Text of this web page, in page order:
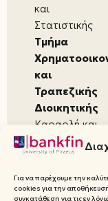
Για να παρέχουμε την
cookies για την
συγκατάθεση για τις εν
και
Στατιστικής
Τμήμα
και
Τραπεζικής
Διοικητικής
Καραολή και
Δημητρίου 80,
18534,
Πειραιάς